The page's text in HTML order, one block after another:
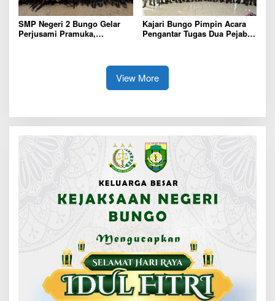
SMP Negeri 2 Bungo Gelar
Perjusami Pramuka,
bertanggung jawab Sejak Dini
Kajari Bungo Pimpin Acara
Pengantar Tugas Dua Pejabat
View More